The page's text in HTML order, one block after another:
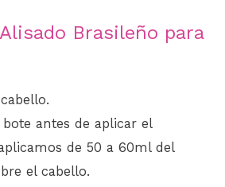
Brasileño para
antes de aplicar el
de 50 a 60ml del
el cabello.